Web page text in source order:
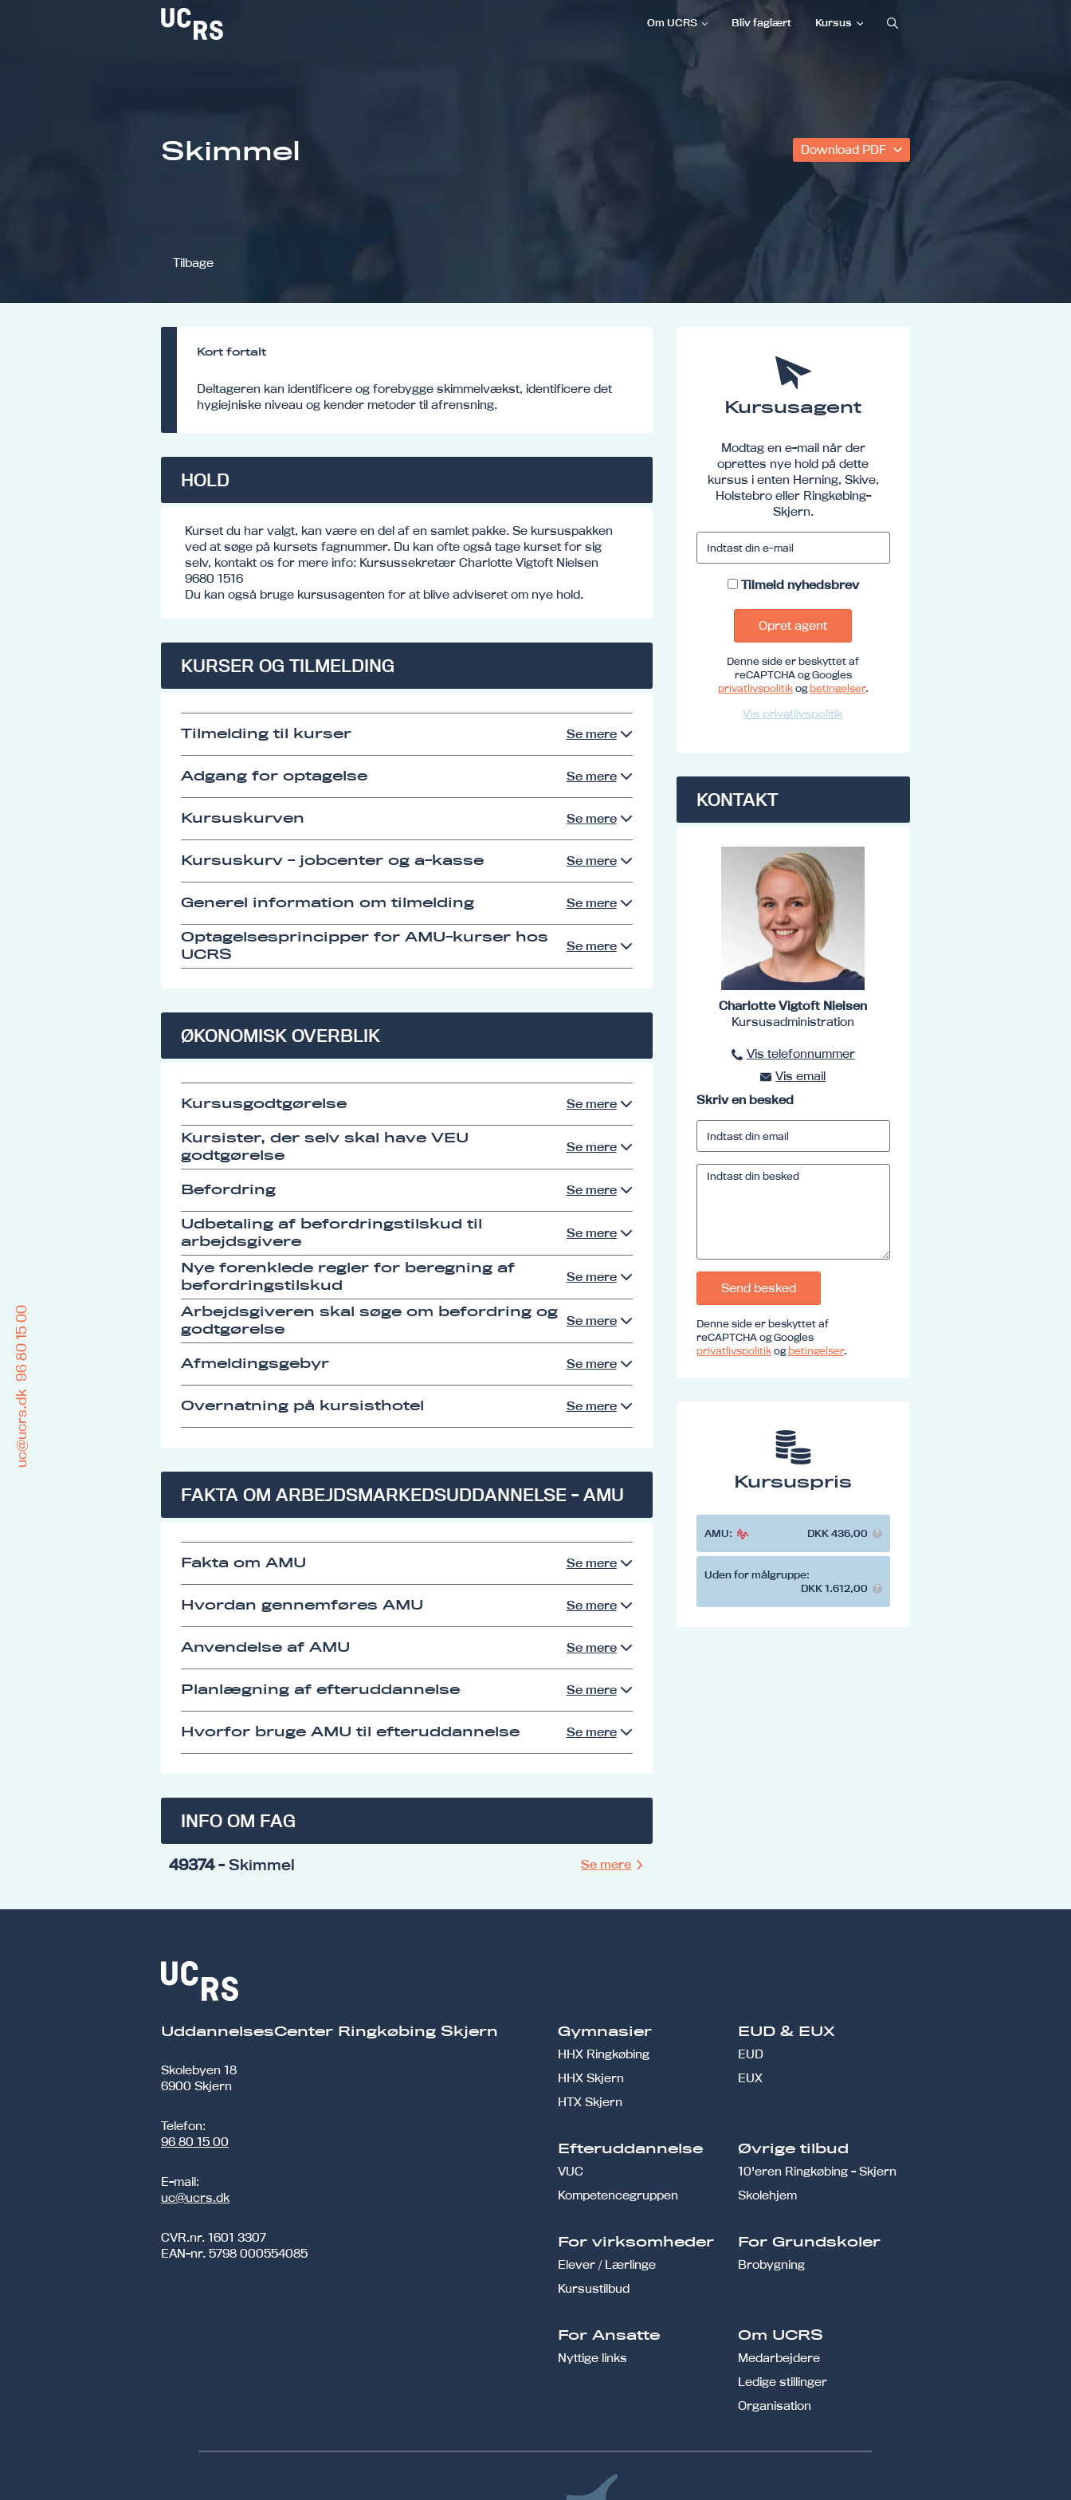
Om UCRS Bliv faglært Kursus
Skimmel Download PDF
Tilbage
Kort fortalt
Deltageren kan identificere og forebygge skimmelvækst, identificere det
hygiejniske niveau og kender metoder til afrensning.
HOLD
Kurset du har valgt, kan være en del af en samlet pakke. Se kursuspakken
ved at søge på kursets fagnummer. Du kan ofte også tage kurset for sig
selv, kontakt os for mere info: Kursussekretær Charlotte Vigtoft Nielsen
9680 1516
Du kan også bruge kursusagenten for at blive adviseret om nye hold.
KURSER OG TILMELDING
Tilmelding til kurser Se mere
Adgang for optagelse Se mere
Kursuskurven Se mere
Kursuskurv - jobcenter og a-kasse Se mere
Generel information om tilmelding Se mere
Optagelsesprincipper for AMU-kurser hos
UCRS
Se mere
ØKONOMISK OVERBLIK
Kursusgodtgørelse Se mere
Kursister, der selv skal have VEU
godtgørelse
Se mere
Befordring Se mere
Udbetaling af befordringstilskud til
arbejdsgivere
Se mere
Nye forenklede regler for beregning af
befordringstilskud
Se mere
Arbejdsgiveren skal søge om befordring og
godtgørelse
Se mere
Afmeldingsgebyr Se mere
Overnatning på kursisthotel Se mere
FAKTA OM ARBEJDSMARKEDSUDDANNELSE - AMU
Fakta om AMU Se mere
Hvordan gennemføres AMU Se mere
Anvendelse af AMU Se mere
Planlægning af efteruddannelse Se mere
Hvorfor bruge AMU til efteruddannelse Se mere
INFO OM FAG
49374- Skimmel Se mere
Kursusagent
Modtag en e-mail når der
oprettes nye hold på dette
kursus i enten Herning, Skive,
Holstebro eller Ringkøbing-
Skjern.
Tilmeld nyhedsbrev
Opret agent
Denne side er beskyttet af
reCAPTCHA og Googles
privatlivspolitikogbetingelser.
Vis privatlivspolitik
KONTAKT
Charlotte Vigtoft Nielsen
Kursusadministration
Vis telefonnummer
96801516
Vis emailkursus@ucrs.dk
Skriv en besked
Send besked
Denne side er beskyttet af
reCAPTCHA og Googles
privatlivspolitikogbetingelser.
Kursuspris
AMU: DKK 436,00
Uden for målgruppe:
DKK 1.612,00
UddannelsesCenter Ringkøbing Skjern
Skolebyen 18
6900 Skjern
Telefon:
96 80 15 00
E-mail:
uc@ucrs.dk
CVR.nr. 1601 3307
EAN-nr. 5798 000554085
Gymnasier
HHX Ringkøbing
HHX Skjern
HTX Skjern
EUD & EUX
EUD
EUX
Efteruddannelse
VUC
Kompetencegruppen
Øvrige tilbud
10'eren Ringkøbing - Skjern
Skolehjem
For virksomheder
Elever / Lærlinge
Kursustilbud
For Grundskoler
Brobygning
For Ansatte
Nyttige links
Om UCRS
Medarbejdere
Ledige stillinger
Organisation
uc@ucrs.dk
96 80 15 00